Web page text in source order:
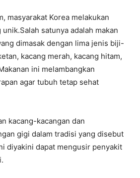
masyarakat Korea melakukan
satunya adalah makan
dimasak dengan lima jenis biji-
kacang merah, kacang hitam,
ini melambangkan
agar tubuh tetap sehat
kacang-kacangan dan
gigi dalam tradisi yang disebut
diyakini dapat mengusir penyakit